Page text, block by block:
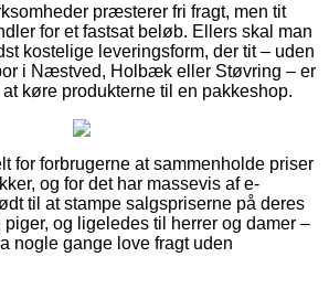
præsterer fri fragt, men tit
for et fastsat beløb. Ellers skal man
kostelige leveringsform, der tit – uden
i Næstved, Holbæk eller Støvring – er
køre produkterne til en pakkeshop.
for forbrugerne at sammenholde priser
og for det har massevis af e-
til at stampe salgspriserne på deres
og ligeledes til herrer og damer –
nogle gange love fragt uden